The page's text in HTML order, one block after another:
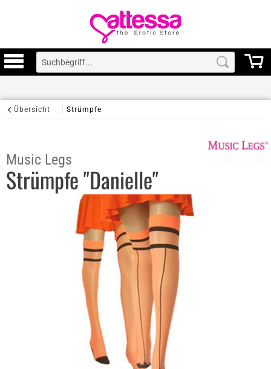
Übersicht Strümpfe
Music Legs
Strümpfe "Danielle"